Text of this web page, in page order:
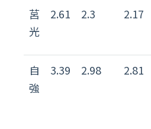
莒
光
2.61 2.3 2.17
自
強
3.39 2.98 2.81